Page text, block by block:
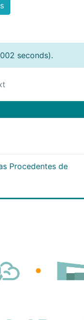
seconds).
Procedentes de